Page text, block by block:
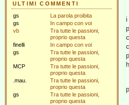
ULTIMI COMMENTI
gs
La parola proibita
gs
In campo con voi
vb
Tra tutte le passioni,
proprio questa
finelli
In campo con voi
gs
Tra tutte le passioni,
proprio questa
MCP
Tra tutte le passioni,
proprio questa
.mau.
Tra tutte le passioni,
proprio questa
gs
Tra tutte le passioni,
proprio questa
i